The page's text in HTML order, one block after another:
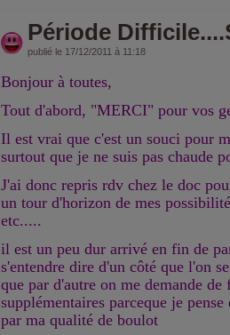
Période
publié le 17/12/2011 à 11:18
Bonjour à toutes,
Tout d'abord, "MERCI" pour vos
Il est vrai que c'est un souci pour
surtout que je ne suis pas chaude
J'ai donc repris rdv chez le doc
un tour d'horizon de mes
etc.....
il est un peu dur arrivé en fin de
s'entendre dire d'un côté que l'on
que par d'autre on me demande de
supplémentaires parceque je
par ma qualité de boulot